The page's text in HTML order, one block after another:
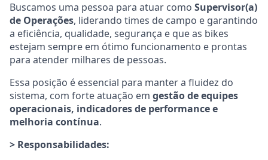
Buscamos uma pessoa para atuar como Supervisor(a)
de Operações, liderando times de campo e garantindo
a eficiência, qualidade, segurança e que as bikes
estejam sempre em ótimo funcionamento e prontas
para atender milhares de pessoas.
Essa posição é essencial para manter a fluidez do
sistema, com forte atuação em gestão de equipes
operacionais, indicadores de performance e
melhoria contínua.
> Responsabilidades: